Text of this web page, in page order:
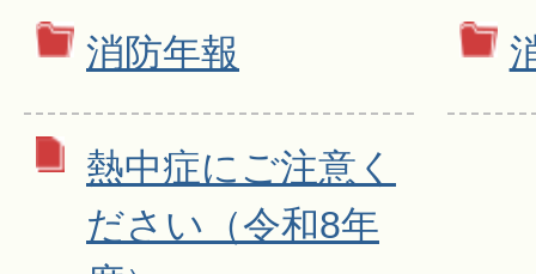
消防年報
熱中症にご注意く
ださい（令和8年